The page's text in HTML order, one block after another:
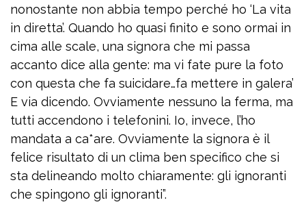
nonostante non abbia tempo perché ho ‘La vita
in diretta’. Quando ho quasi finito e sono ormai in
cima alle scale, una signora che mi passa
accanto dice alla gente: ma vi fate pure la foto
con questa che fa suicidare…fa mettere in galera’
E via dicendo. Ovviamente nessuno la ferma, ma
tutti accendono i telefonini. Io, invece, l’ho
mandata a ca*are. Ovviamente la signora è il
felice risultato di un clima ben specifico che si
sta delineando molto chiaramente: gli ignoranti
che spingono gli ignoranti”.